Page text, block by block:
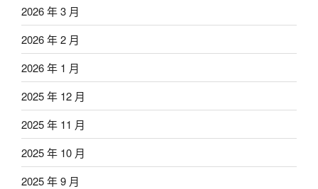
2026 年 3 月
2026 年 2 月
2026 年 1 月
2025 年 12 月
2025 年 11 月
2025 年 10 月
2025 年 9 月